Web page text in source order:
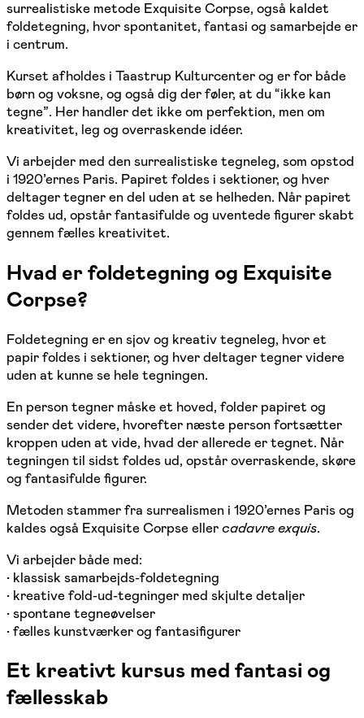
surrealistiske metode Exquisite Corpse, også kaldet
foldetegning, hvor spontanitet, fantasi og samarbejde er
i centrum.
Kurset afholdes i Taastrup Kulturcenter og er for både
børn og voksne, og også dig der føler, at du “ikke kan
tegne”. Her handler det ikke om perfektion, men om
kreativitet, leg og overraskende idéer.
Vi arbejder med den surrealistiske tegneleg, som opstod
i 1920’ernes Paris. Papiret foldes i sektioner, og hver
deltager tegner en del uden at se helheden. Når papiret
foldes ud, opstår fantasifulde og uventede figurer skabt
gennem fælles kreativitet.
Hvad er foldetegning og Exquisite
Corpse?
Foldetegning er en sjov og kreativ tegneleg, hvor et
papir foldes i sektioner, og hver deltager tegner videre
uden at kunne se hele tegningen.
En person tegner måske et hoved, folder papiret og
sender det videre, hvorefter næste person fortsætter
kroppen uden at vide, hvad der allerede er tegnet. Når
tegningen til sidst foldes ud, opstår overraskende, skøre
og fantasifulde figurer.
Metoden stammer fra surrealismen i 1920’ernes Paris og
kaldes også Exquisite Corpse ellercadavre exquis.
Vi arbejder både med:
• klassisk samarbejds-foldetegning
• kreative fold-ud-tegninger med skjulte detaljer
• spontane tegneøvelser
• fælles kunstværker og fantasifigurer
Et kreativt kursus med fantasi og
fællesskab